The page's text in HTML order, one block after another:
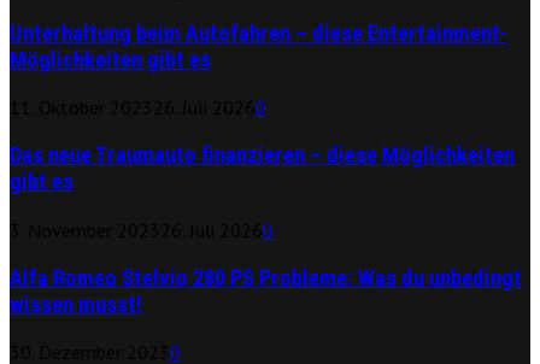
Unterhaltung beim Autofahren – diese Entertainment-
Möglichkeiten gibt es
0
Das neue Traumauto finanzieren – diese Möglichkeiten
gibt es
0
Alfa Romeo Stelvio 280 PS Probleme: Was du unbedingt
wissen musst!
0